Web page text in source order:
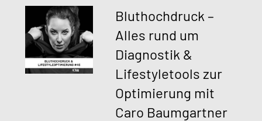
Bluthochdruck –
Alles rund um
Diagnostik &
Lifestyletools zur
Optimierung mit
Caro Baumgartner